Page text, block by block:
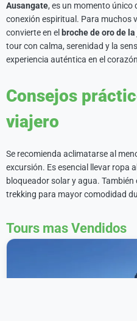
Ausangate, es un momento único
conexión espiritual. Para muchos
convierte en el broche de oro de
tour con calma, serenidad y la
experiencia auténtica en el
Consejos
viajero
Se recomienda aclimatarse al
excursión. Es esencial llevar ropa
bloqueador solar y agua.
trekking para mayor comodidad
Tours mas Vendidos